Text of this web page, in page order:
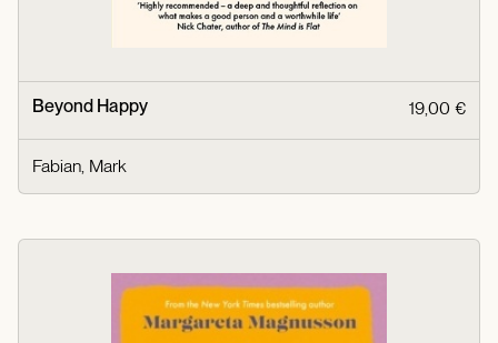
Beyond Happy 19,00 €
Fabian, Mark